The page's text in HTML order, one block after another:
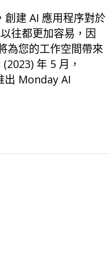
創建 AI 應用程序對於
往都更加容易，因
為您的工作空間帶來
年 5 月，
出 Monday AI